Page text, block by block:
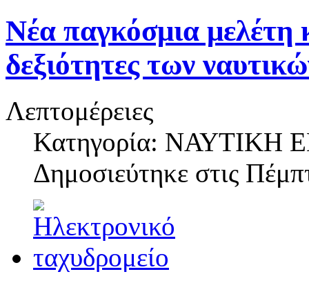
Νέα παγκόσμια μελέτη
δεξιότητες των
Λεπτομέρειες
Κατηγορία: ΝΑΥΤΙΚΗ
Δημοσιεύτηκε στις